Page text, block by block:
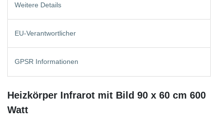
Weitere Details
EU-Verantwortlicher
GPSR Informationen
Heizkörper Infrarot mit Bild 90 x 60 cm 600
Watt